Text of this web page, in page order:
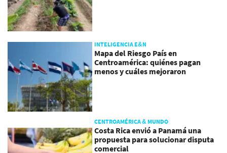
INTELIGENCIA E&N
Mapa del Riesgo País en
Centroamérica: quiénes pagan
menos y cuáles mejoraron
CENTROAMÉRICA & MUNDO
Costa Rica envió a Panamá una
propuesta para solucionar disputa
comercial